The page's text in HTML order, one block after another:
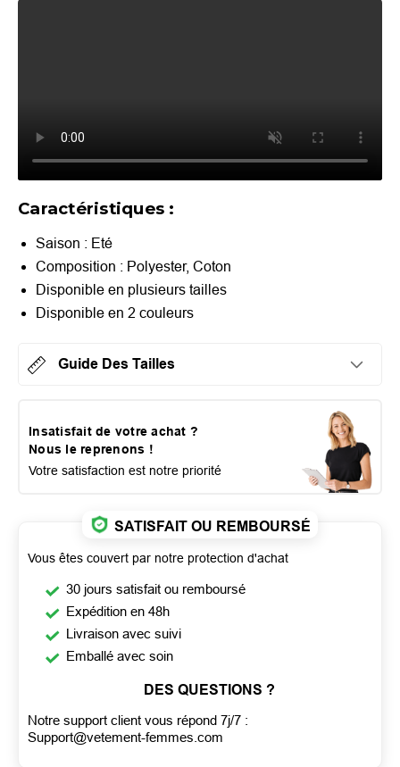
Caractéristiques :
Saison : Eté
Composition : Polyester, Coton
Disponible en plusieurs tailles
Disponible en 2 couleurs
Guide Des Tailles
Insatisfait de votre achat ?
Nous le reprenons !
Votre satisfaction est notre priorité
SATISFAIT OU REMBOURSÉ
Vous êtes couvert par notre protection d'achat
30 jours satisfait ou remboursé
Expédition en 48h
Livraison avec suivi
Emballé avec soin
DES QUESTIONS ?
Notre support client vous répond 7j/7 :
Support@vetement-femmes.com